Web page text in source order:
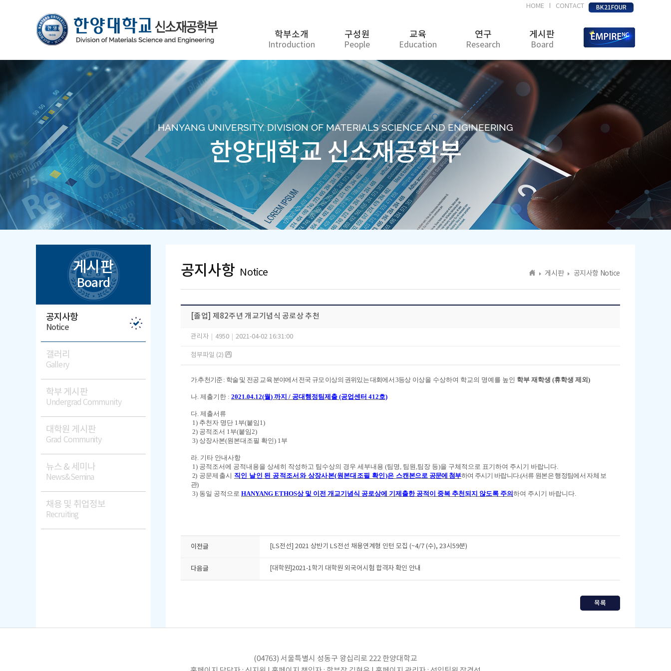
HOME CONTACT BK21FOUR
학부소개
Introduction
구성원
People
교육
Education
연구
Research
게시판
Board
HANYANG UNIVERSITY, DIVISION OF MATERIALS SCIENCE AND ENGINEERING
한양대학교 신소재공학부
게시판
Board
공지사항
Notice
갤러리
Gallery
학부 게시판
Undergrad Community
대학원 게시판
Grad Community
뉴스 & 세미나
News&Semina
채용 및 취업정보
Recruiting
공지사항 Notice 게시판 공지사항 Notice
[졸업] 제82주년 개교기념식 공로상 추천
관리자 4950 2021-04-02 16:31:00
첨부파일 (2)
가.추천기준 : 학술 및 전공 교육 분야에서 전국 규모 이상의 권위있는 대회에서3등상 이상을 수상하여 학교의 명예를 높인 학부 재학생(휴학생 제외)
나. 제출기한 : 2021.04.12(월) 까지 / 공대행정팀제출 (공업센터 412호)
다. 제출서류
1) 추천자 명단 1부(붙임 1)
2) 공적조서 1부(붙임2)
3) 상장사본(원본대조필 확인) 1부
라. 기타 안내사항
1) 공적조서에 공적내용을 상세히 작성하고 팀수상의 경우 세부내용 (팀명 , 팀원 ,팀장 등)을 구체적으로 표기하여 주시기 바랍니다.
2) 공문제출시 직인 날인 된 공적조서와 상장사본(원본대조필 확인)은 스캔본으로 공문에 첨부하여 주시기 바랍니다.(서류 원본은 행정팀에서 자체 보
관)
3) 동일 공적으로 HANYANG ETHOS상 및 이전 개교기념식 공로상에 기제출한 공적이 중복 추천되지 않도록 주의 하여 주시기 바랍니다.
이전글 [LS전선] 2021 상반기 LS전선 채용연계형 인턴 모집 (~4/7 (수), 23시59분)
다음글 [대학원]2021-1학기 대학원 외국어시험 합격자 확인 안내
목록
(04763) 서울특별시 성동구 왕십리로 222 한양대학교